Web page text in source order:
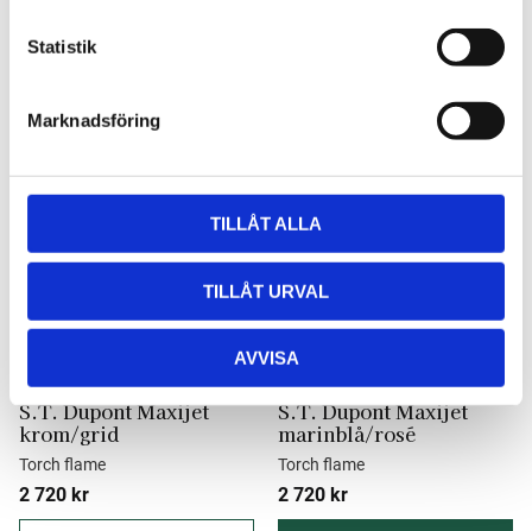
Statistik
Marknadsföring
TILLÅT ALLA
TILLÅT URVAL
AVVISA
S.T. Dupont Maxijet
krom/grid
Torch flame
2 720 kr
Lägg till i favoriter
S.T. Dupont Maxijet
marinblå/rosé
Torch flame
2 720 kr
Lägg